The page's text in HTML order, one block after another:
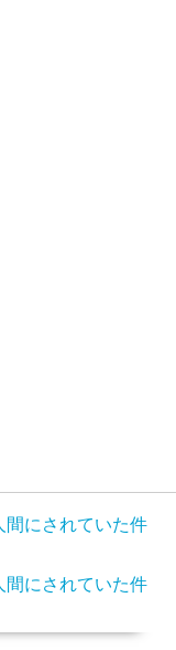
にされていた件
にされていた件